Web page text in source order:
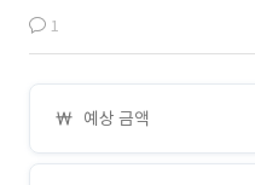
1
예상 금액